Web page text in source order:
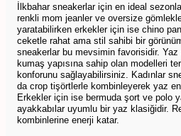
İlkbahar sneakerlar için en ideal
renkli mom jeanler ve oversize
yaratabilirken erkekler için ise chino
ceketle rahat ama stil sahibi bir
sneakerlar bu mevsimin favorisidir. Yaz
kumaş yapısına sahip olan modelleri
konforunu sağlayabilirsiniz. Kadınlar
da crop tişörtlerle kombinleyerek yaz
Erkekler için ise bermuda şort ve polo
ayakkabılar uyumlu bir yaz klasiğidir.
kombinlerine enerji katar.